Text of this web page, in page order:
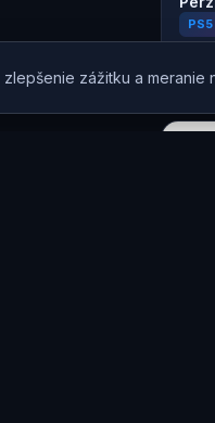
zážitku a meranie
PS5